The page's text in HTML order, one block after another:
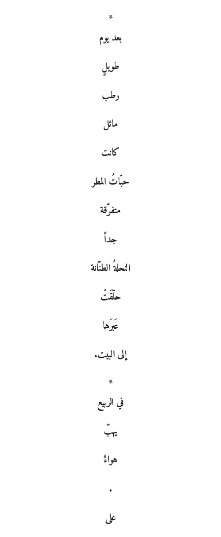
*
بعد يوم
طويلٍ
رطب
مائل
كانت
حبّاتُ المطر
متفرّقة
جداً
النحلةُ الطنّانة
حلّقَتْ
عَبرَها
إلى البيت.
*
في الربيع
يهبّ
هواءٌ
.
على